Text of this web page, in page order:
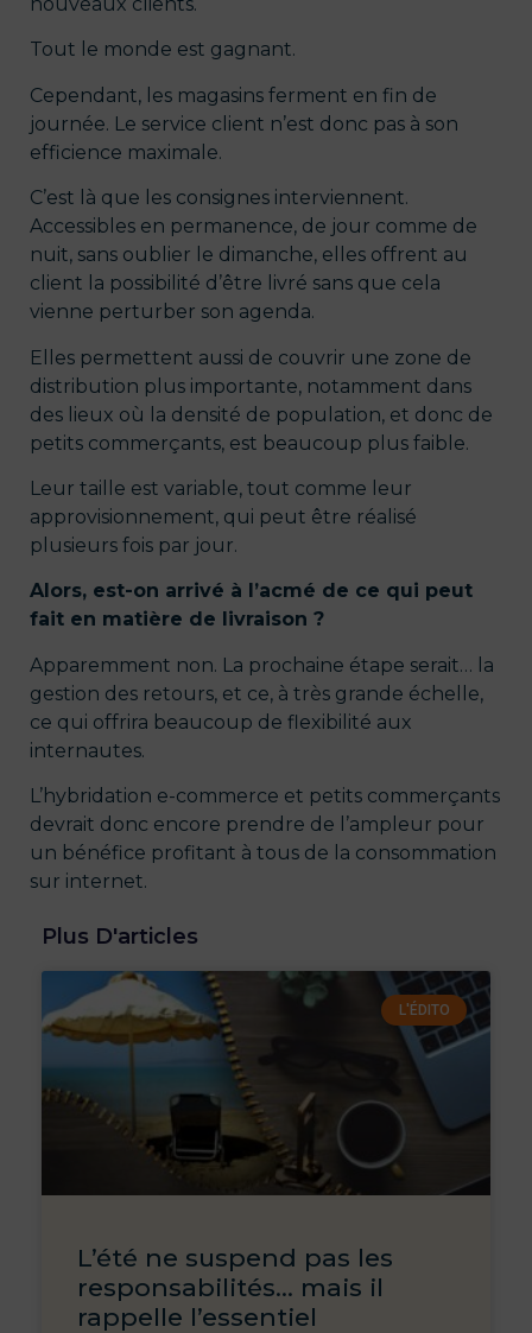
Tout le monde est gagnant.
Cependant, les magasins ferment en fin de
journée. Le service client n’est donc pas à son
efficience maximale.
C’est là que les consignes interviennent.
Accessibles en permanence, de jour comme de
nuit, sans oublier le dimanche, elles offrent au
client la possibilité d’être livré sans que cela
vienne perturber son agenda.
Elles permettent aussi de couvrir une zone de
distribution plus importante, notamment dans
des lieux où la densité de population, et donc de
petits commerçants, est beaucoup plus faible.
Leur taille est variable, tout comme leur
approvisionnement, qui peut être réalisé
plusieurs fois par jour.
Alors, est-on arrivé à l’acmé de ce qui peut
fait en matière de livraison ?
Apparemment non. La prochaine étape serait… la
gestion des retours, et ce, à très grande échelle,
ce qui offrira beaucoup de flexibilité aux
internautes.
L’hybridation e-commerce et petits commerçants
devrait donc encore prendre de l’ampleur pour
un bénéfice profitant à tous de la consommation
sur internet.
Plus D'articles
L'ÉDITO
L’été ne suspend pas les
responsabilités… mais il
rappelle l’essentiel